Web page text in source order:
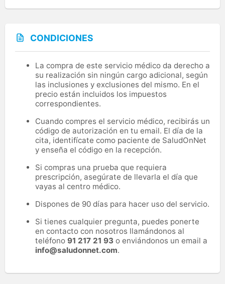
CONDICIONES
La compra de este servicio médico da derecho a
su realización sin ningún cargo adicional, según
las inclusiones y exclusiones del mismo. En el
precio están incluidos los impuestos
correspondientes.
Cuando compres el servicio médico, recibirás un
código de autorización en tu email. El día de la
cita, identifícate como paciente de SaludOnNet
y enseña el código en la recepción.
Si compras una prueba que requiera
prescripción, asegúrate de llevarla el día que
vayas al centro médico.
Dispones de 90 días para hacer uso del servicio.
Si tienes cualquier pregunta, puedes ponerte
en contacto con nosotros llamándonos al
teléfono 91 217 21 93 o enviándonos un email a
info@saludonnet.com.